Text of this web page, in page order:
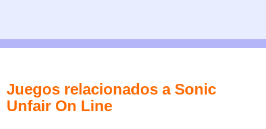
Juegos relacionados a Sonic
Unfair On Line